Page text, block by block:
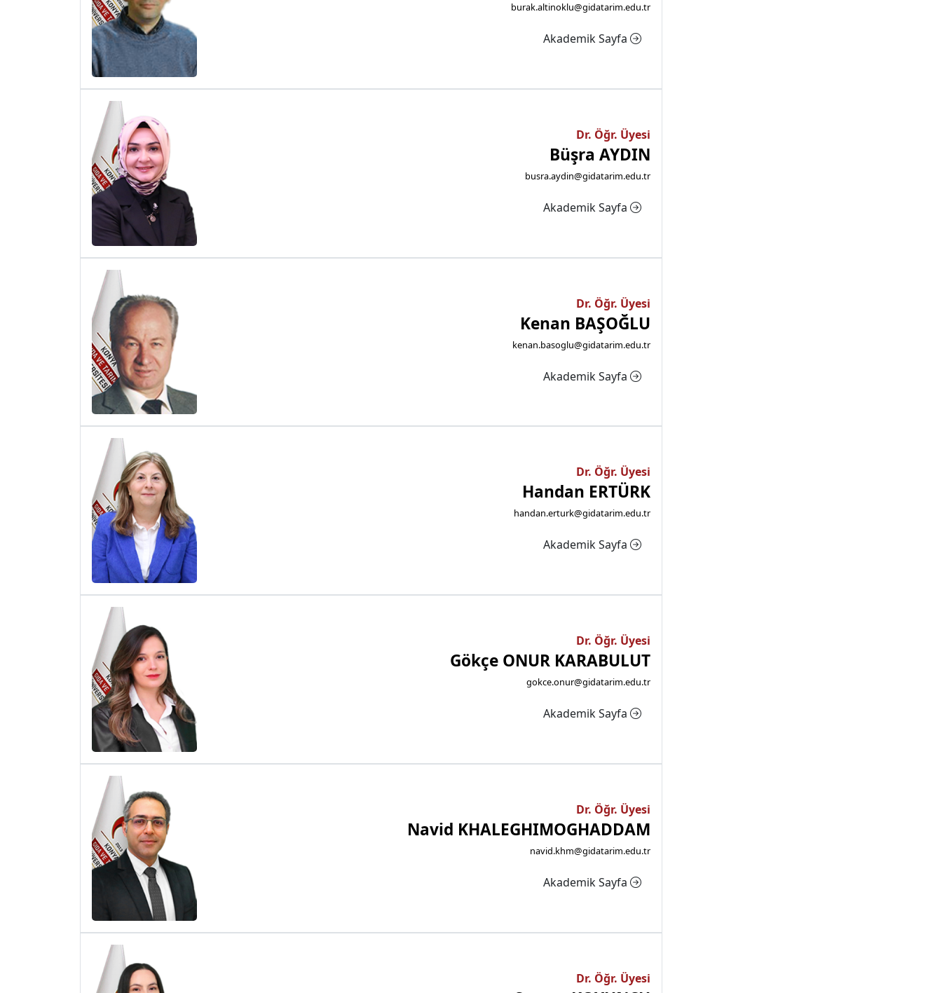
burak.altinoklu@gidatarim.edu.tr
Akademik Sayfa
Dr. Öğr. Üyesi
Büşra AYDIN
busra.aydin@gidatarim.edu.tr
Akademik Sayfa
Dr. Öğr. Üyesi
Kenan BAŞOĞLU
kenan.basoglu@gidatarim.edu.tr
Akademik Sayfa
Dr. Öğr. Üyesi
Handan ERTÜRK
handan.erturk@gidatarim.edu.tr
Akademik Sayfa
Dr. Öğr. Üyesi
Gökçe ONUR KARABULUT
gokce.onur@gidatarim.edu.tr
Akademik Sayfa
Dr. Öğr. Üyesi
Navid KHALEGHIMOGHADDAM
navid.khm@gidatarim.edu.tr
Akademik Sayfa
Dr. Öğr. Üyesi